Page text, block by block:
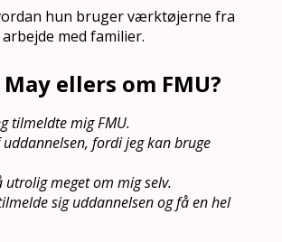
hun bruger værktøjerne fra
med familier.
ellers om FMU?
tilmeldte mig FMU.
uddannelsen, fordi jeg kan bruge
meget om mig selv.
sig uddannelsen og få en hel